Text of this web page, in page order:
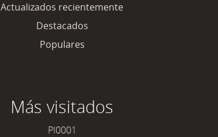
Actualizados recientemente
Destacados
Populares
Más visitados
PI0001